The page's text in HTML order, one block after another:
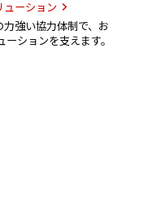
ーション
強い協力体制で、お
ションを支えます。